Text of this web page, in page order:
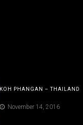
KOH PHANGAN – THAILAND
November 14, 2016